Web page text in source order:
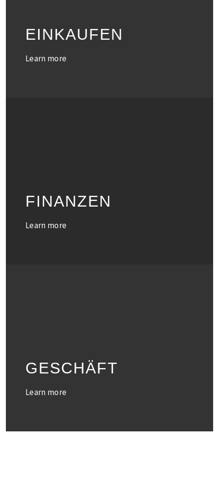
EINKAUFEN
Learn more
FINANZEN
Learn more
GESCHÄFT
Learn more